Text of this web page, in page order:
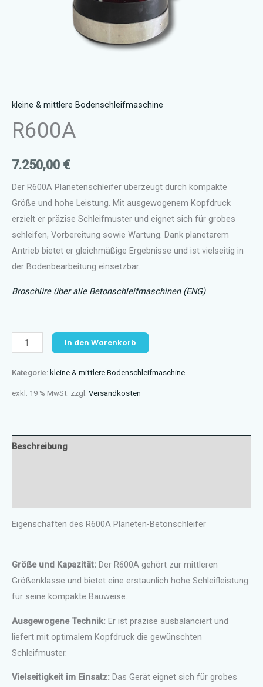
kleine & mittlere Bodenschleifmaschine
R600A
7.250,00 €
Der R600A Planetenschleifer überzeugt durch kompakte
Größe und hohe Leistung. Mit ausgewogenem Kopfdruck
erzielt er präzise Schleifmuster und eignet sich für grobes
schleifen, Vorbereitung sowie Wartung. Dank planetarem
Antrieb bietet er gleichmäßige Ergebnisse und ist vielseitig in
der Bodenbearbeitung einsetzbar.
Broschüre über alle Betonschleifmaschinen (ENG)
R600A
Menge
In den Warenkorb
Kategorie: kleine & mittlere Bodenschleifmaschine
exkl. 19 % MwSt. zzgl. Versandkosten
Beschreibung
Eigenschaften des R600A Planeten-Betonschleifer
Größe und Kapazität: Der R600A gehört zur mittleren
Größenklasse und bietet eine erstaunlich hohe Schleifleistung
für seine kompakte Bauweise.
Ausgewogene Technik: Er ist präzise ausbalanciert und
liefert mit optimalem Kopfdruck die gewünschten
Schleifmuster.
Vielseitigkeit im Einsatz: Das Gerät eignet sich für grobes